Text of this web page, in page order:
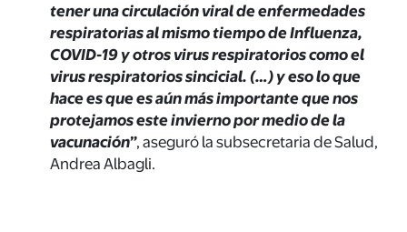
tener una circulación viral de enfermedades
respiratorias al mismo tiempo de Influenza,
COVID-19 y otros virus respiratorios como el
virus respiratorios sincicial. (…) y eso lo que
hace es que es aún más importante que nos
protejamos este invierno por medio de la
vacunación”, aseguró la subsecretaria de Salud,
Andrea Albagli.